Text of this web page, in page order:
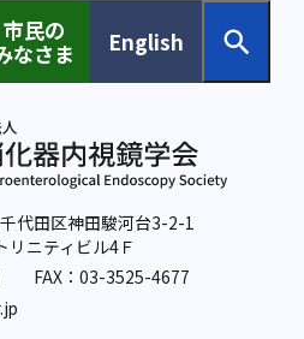
市民の
なさま
English
代田区神田駿河台3-2-1
リニティビル4Ｆ
FAX：03-3525-4677